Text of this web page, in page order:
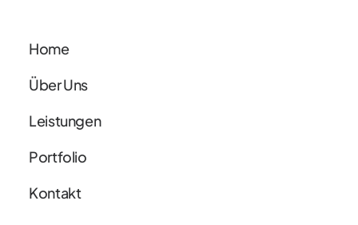
Home
Über Uns
Leistungen
Portfolio
Kontakt